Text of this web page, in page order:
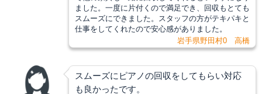
ました。一度に片付くので満足でき、回収もとても
スムーズにできました。スタッフの方がテキパキと
仕事をしてくれたので安心感がありました。
岩手県野田村0 高橋
スムーズにピアノの回収をしてもらい対応
も良かったです。